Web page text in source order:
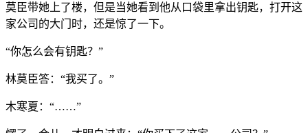
莫臣带她上了楼，但是当她看到他从口袋里拿出钥匙，打开这
家公司的大门时，还是惊了一下。
“你怎么会有钥匙？”
林莫臣答：“我买了。”
木寒夏：“……”